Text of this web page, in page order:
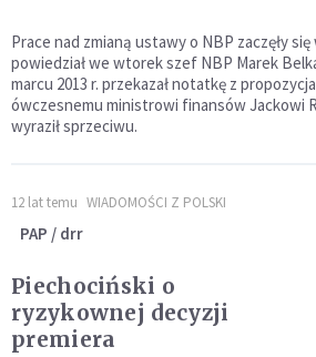
Prace nad zmianą ustawy o NBP zaczęły się
powiedział we wtorek szef NBP Marek
marcu 2013 r. przekazał notatkę z
ówczesnemu ministrowi finansów Jackowi
wyraził sprzeciwu.
12 lat temu WIADOMOŚCI Z POLSKI
PAP / drr
Piechociński o
ryzykownej decyzji
premiera